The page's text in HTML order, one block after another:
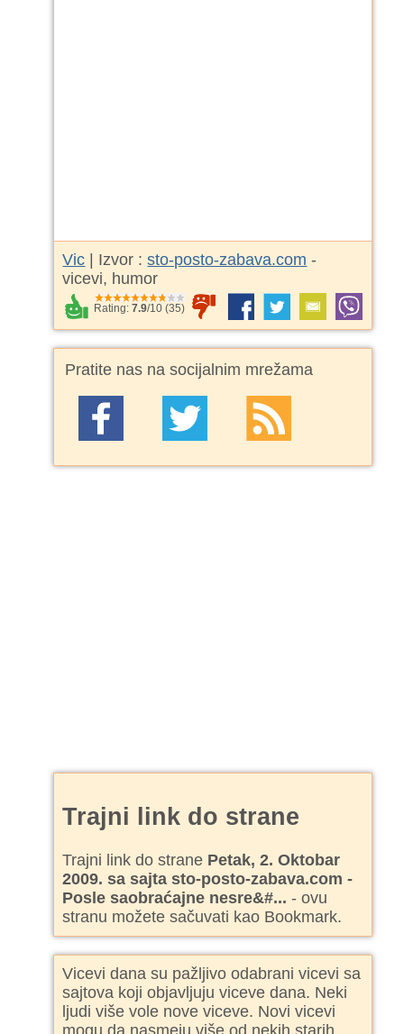
Vic | Izvor :sto-posto-zabava.com -
vicevi, humor
Rating:7.9/10 (35)
Pratite nas na socijalnim mrežama
Trajni link do strane
Trajni link do strane Petak, 2. Oktobar
2009. sa sajta sto-posto-zabava.com -
Posle saobraćajne nesre&#... - ovu
stranu možete sačuvati kao Bookmark.
Vicevi dana su pažljivo odabrani vicevi sa
sajtova koji objavljuju viceve dana. Neki
ljudi više vole nove viceve. Novi vicevi